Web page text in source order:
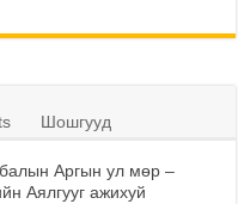
Шошгууд
Аргын ул мөр –
Аялгууг ажихуй